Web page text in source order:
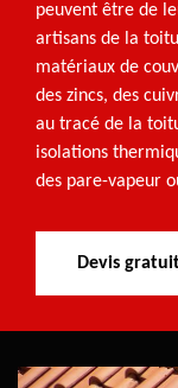
peuvent être de
artisans de la
matériaux de
des zincs, des
au tracé de la
isolations
des pare-vapeur
Devis